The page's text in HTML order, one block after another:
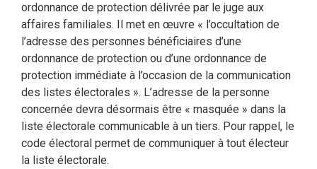
ordonnance de protection délivrée par le juge aux
affaires familiales. Il met en œuvre « l’occultation de
l’adresse des personnes bénéficiaires d’une
ordonnance de protection ou d’une ordonnance de
protection immédiate à l’occasion de la communication
des listes électorales ». L’adresse de la personne
concernée devra désormais être « masquée » dans la
liste électorale communicable à un tiers. Pour rappel, le
code électoral permet de communiquer à tout électeur
la liste électorale.